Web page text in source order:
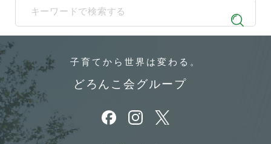
When autocomplete results are available use up and down
子育てから 世界は変わる。
どろんこ会グループ
別ウィンドウで開きます
別ウィンドウで開きます
別ウィンドウで開きます